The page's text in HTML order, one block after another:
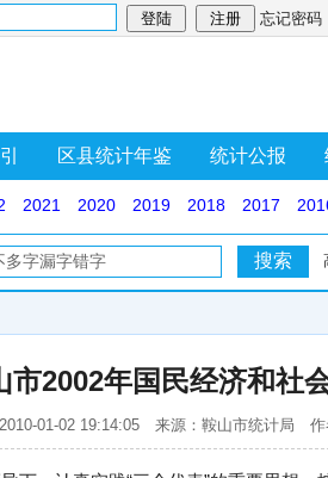
忘记密码
区县统计年鉴 统计公报
2021 2020 2019 2018 2017
市2002年国民经济和社
01-02 19:14:05 来源：鞍山市统计局